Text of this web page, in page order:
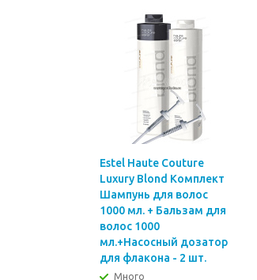
Estel Haute Couture
Luxury Blond Комплект
Шампунь для волос
1000 мл. + Бальзам для
волос 1000
мл.+Насосный дозатор
для флакона - 2 шт.
Много